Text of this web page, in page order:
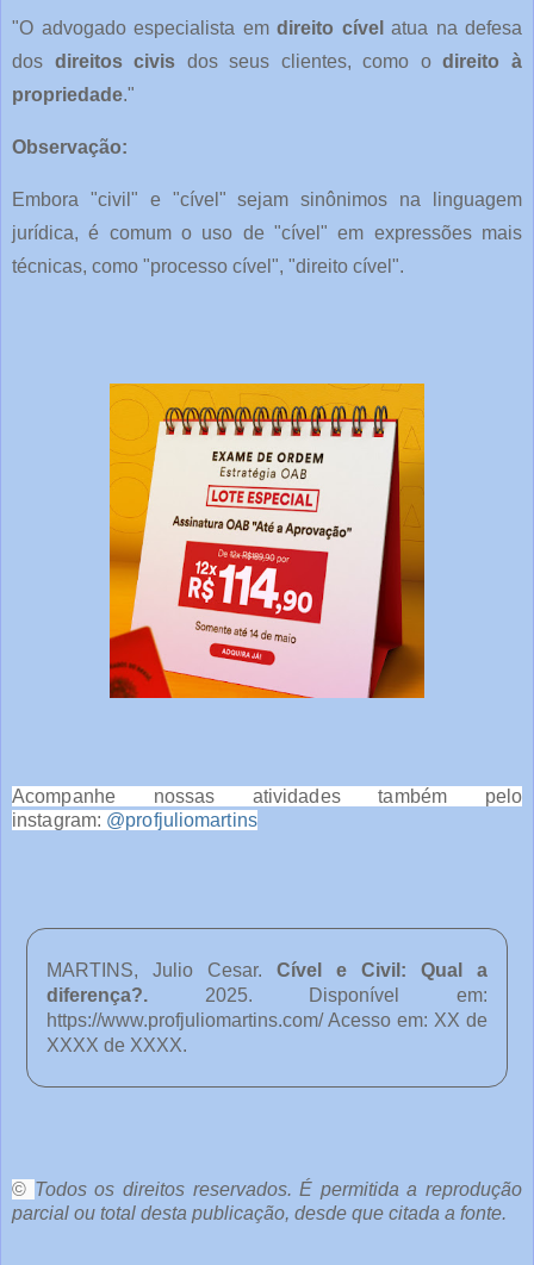
"O advogado especialista em direito cível atua na defesa
dos direitos civis dos seus clientes, como odireito à
propriedade."
Observação:
Embora "civil" e "cível" sejam sinônimos na linguagem
jurídica, é comum o uso de "cível" em expressões mais
técnicas, como "processo cível", "direito cível".
Acompanhe nossas atividades também pelo
instagram: @profjuliomartins
MARTINS, Julio Cesar. Cível e Civil: Qual a
diferença?. 2025. Disponível em:
https://www.profjuliomartins.com/ Acesso em: XX de
XXXX de XXXX.
ê
© Todos os direitos reservados. É permitida a reprodução
parcial ou total desta publicação, desde que citada a fonte.